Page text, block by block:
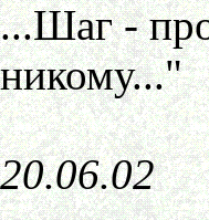
...Шаг -
никому..."
20.06.02